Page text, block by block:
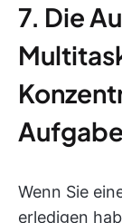
7. Die
Aufgabe
Wenn Sie
erledigen